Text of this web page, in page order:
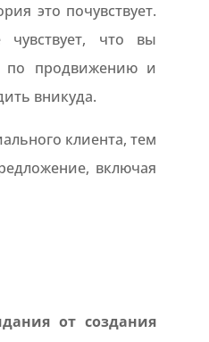
это почувствует.
что вы
по продвижению и
вникуда.
клиента, тем
включая
от создания